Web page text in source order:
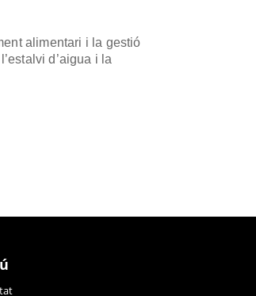
alimentari i la gestió
d’aigua i la